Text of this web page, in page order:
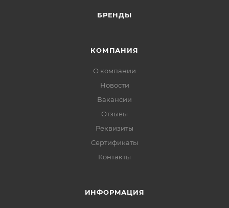
БРЕНДЫ
КОМПАНИЯ
О компании
Новости
Вакансии
Отзывы
Реквизиты
Сертификаты
Контакты
ИНФОРМАЦИЯ